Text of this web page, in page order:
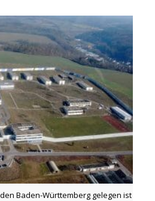
Baden-Württemberg gelegen ist